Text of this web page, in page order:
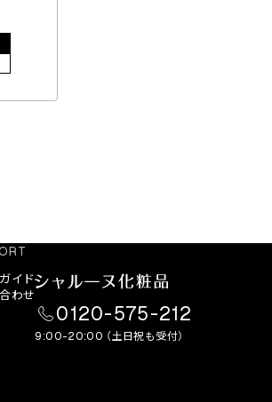
イド
わせ
0120-575-212
9:00-20:00 （土日祝も受付）